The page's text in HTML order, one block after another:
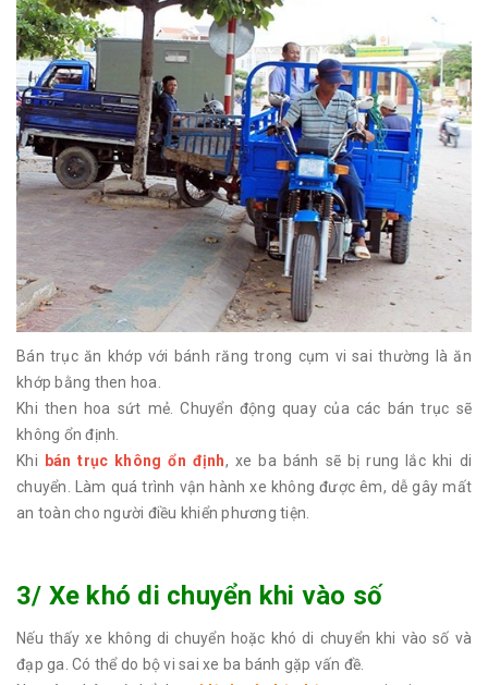
Bán trục ăn khớp với bánh răng trong cụm vi sai thường là ăn
khớp bằng then hoa.
Khi then hoa sứt mẻ. Chuyển động quay của các bán trục sẽ
không ổn định.
Khi bán trục không ổn định, xe ba bánh sẽ bị rung lắc khi di
chuyển. Làm quá trình vận hành xe không được êm, dễ gây mất
an toàn cho người điều khiển phương tiện.
3/ Xe khó di chuyển khi vào số
Nếu thấy xe không di chuyển hoặc khó di chuyển khi vào số và
đạp ga. Có thể do bộ vi sai xe ba bánh gặp vấn đề.